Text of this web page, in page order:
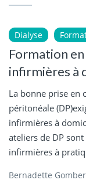
Dialyse
Formation
infirmières à
La bonne prise en
péritonéale
infirmières à
ateliers de DP
infirmières à
Bernadette